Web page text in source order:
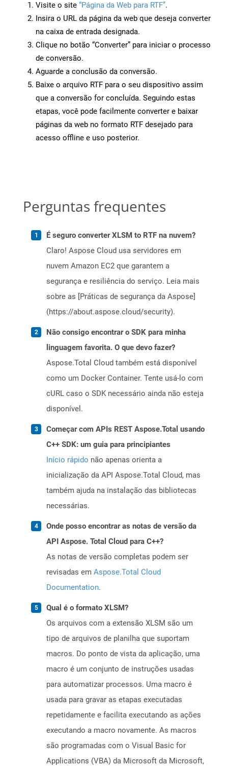
Visite o site “Página da Web para RTF”.
Insira o URL da página da web que deseja converter
na caixa de entrada designada.
Clique no botão “Converter” para iniciar o processo
de conversão.
Aguarde a conclusão da conversão.
Baixe o arquivo RTF para o seu dispositivo assim
que a conversão for concluída. Seguindo estas
etapas, você pode facilmente converter e baixar
páginas da web no formato RTF desejado para
acesso offline e uso posterior.
Perguntas frequentes
É seguro converter XLSM to RTF na nuvem?
Claro! Aspose Cloud usa servidores em
nuvem Amazon EC2 que garantem a
segurança e resiliência do serviço. Leia mais
sobre as [Práticas de segurança da Aspose]
(https://about.aspose.cloud/security).
Não consigo encontrar o SDK para minha
linguagem favorita. O que devo fazer?
Aspose.Total Cloud também está disponível
como um Docker Container. Tente usá-lo com
cURL caso o SDK necessário ainda não esteja
disponível.
Começar com APIs REST Aspose.Total usando
C++ SDK: um guia para principiantes
Início rápido não apenas orienta a
inicialização da API Aspose.Total Cloud, mas
também ajuda na instalação das bibliotecas
necessárias.
Onde posso encontrar as notas de versão da
API Aspose. Total Cloud para C++?
As notas de versão completas podem ser
revisadas em Aspose.Total Cloud
Documentation.
Qual é o formato XLSM?
Os arquivos com a extensão XLSM são um
tipo de arquivos de planilha que suportam
macros. Do ponto de vista da aplicação, uma
macro é um conjunto de instruções usadas
para automatizar processos. Uma macro é
usada para gravar as etapas executadas
repetidamente e facilita executando as ações
executando a macro novamente. As macros
são programadas com o Visual Basic for
Applications (VBA) da Microsoft da Microsoft,